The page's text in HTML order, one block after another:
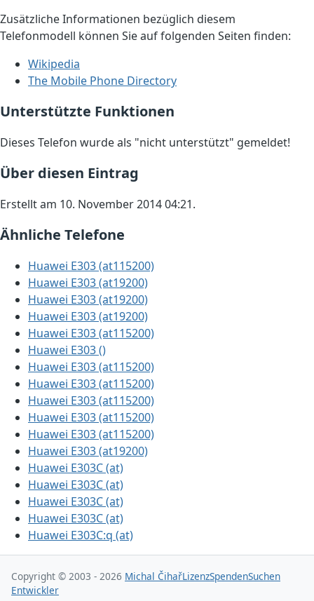
Zusätzliche Informationen bezüglich diesem
Telefonmodell können Sie auf folgenden Seiten finden:
Wikipedia
The Mobile Phone Directory
Unterstützte Funktionen
Dieses Telefon wurde als "nicht unterstützt" gemeldet!
Über diesen Eintrag
Erstellt am 10. November 2014 04:21.
Ähnliche Telefone
Huawei E303 (at115200)
Huawei E303 (at19200)
Huawei E303 (at19200)
Huawei E303 (at19200)
Huawei E303 (at115200)
Huawei E303 ()
Huawei E303 (at115200)
Huawei E303 (at115200)
Huawei E303 (at115200)
Huawei E303 (at115200)
Huawei E303 (at115200)
Huawei E303 (at19200)
Huawei E303C (at)
Huawei E303C (at)
Huawei E303C (at)
Huawei E303C (at)
Huawei E303C:q (at)
Copyright © 2003 - 2026 Michal ČihařLizenzSpendenSuchen
Entwickler